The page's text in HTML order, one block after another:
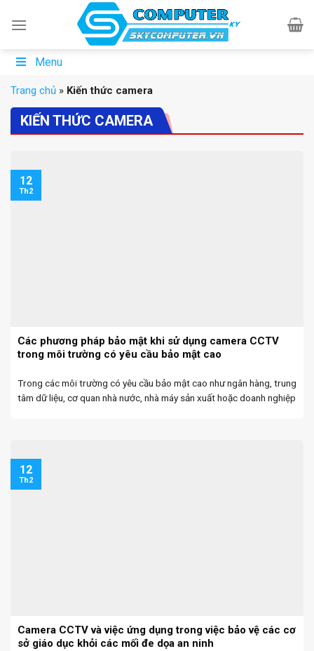
Menu
Trang chủ » Kiến thức camera
KIẾN THỨC CAMERA
Các phương pháp bảo mật khi sử dụng camera CCTV
trong môi trường có yêu cầu bảo mật cao
Trong các môi trường có yêu cầu bảo mật cao như ngân hàng, trung
tâm dữ liệu, cơ quan nhà nước, nhà máy sản xuất hoặc doanh nghiệp
12
Th2
Camera CCTV và việc ứng dụng trong việc bảo vệ các cơ
sở giáo dục khỏi các mối đe dọa an ninh
12
Th2